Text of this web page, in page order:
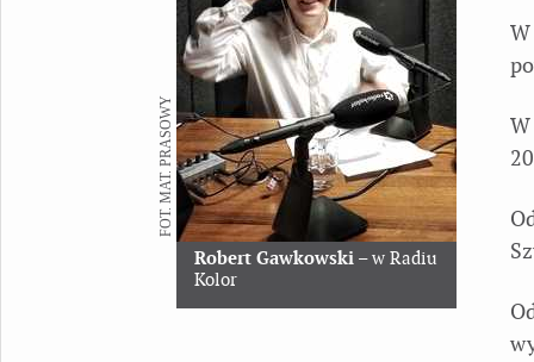
Robert Gawkowski – w Radiu
Kolor
FOT. MAT. PRASOWY